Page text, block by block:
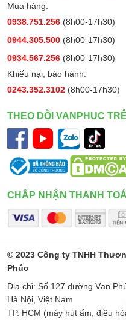
Mua hàng:
0938.751.256 (8h00-17h30)
0944.305.500 (8h00-17h30)
0934.567.256 (8h00-17h30)
Khiếu nại, bảo hành:
0243.352.3102 (8h00-17h30)
THEO DÕI VANPHUC
CHẤP NHẬN THANH
© 2023 Công ty TNHH
Phúc
Địa chỉ: Số 127 đường Vạn
Hà Nội, Việt Nam
TP. HCM (máy hút ẩm, điều